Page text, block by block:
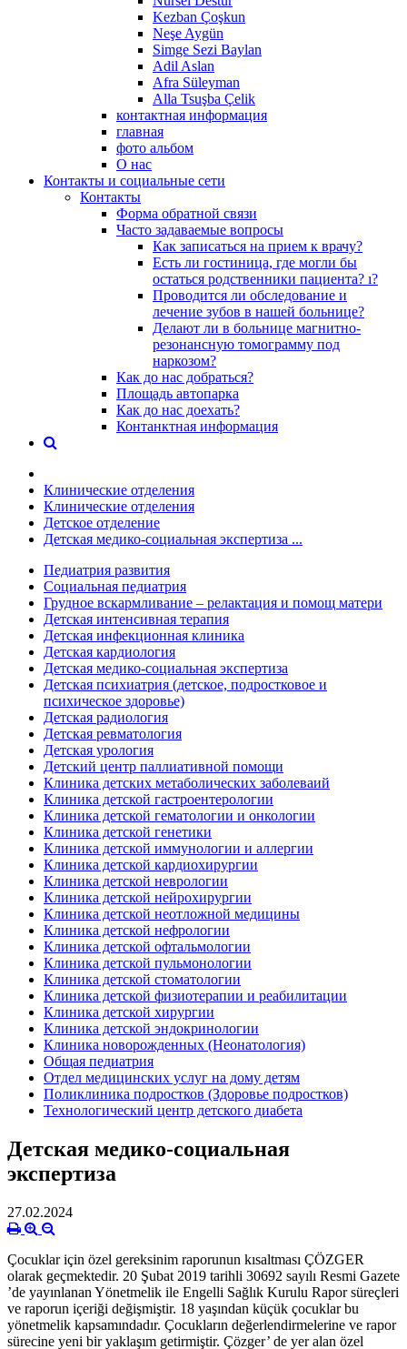
Kezban Çoşkun
Neşe Aygün
Simge Sezi Baylan
Adil Aslan
Afra Süleyman
Alla Tsuşba Çelik
контактная информация
главная
фото альбом
О нас
Контакты и социальные сети
Контакты
Форма обратной связи
Часто задаваемые вопросы
Как записаться на прием к врачу?
Есть ли гостиница, где могли бы
остаться родственники пациента? ı?
Проводится ли обследование и
лечение зубов в нашей больнице?
Делают ли в больнице магнитно-
резонансную томограмму под
наркозом?
Как до нас добраться?
Площадь автопарка
Как до нас доехать?
Контанктная информация
Клинические отделения
Клинические отделения
Детское отделение
Детская медико-социальная экспертиза ...
Педиатрия развития
Социальная педиатрия
Грудное вскармливание – релактация и помощ матери
Детская интенсивная терапия
Детская инфекционная клиника
Детская кардиология
Детская медико-социальная экспертиза
Детская психиатрия (детское, подростковое и
психическое здоровье)
Детская радиология
Детская ревматология
Детская урология
Детский центр паллиативной помощи
Клиника детских метаболических заболеваий
Клиника детской гастроентерологии
Клиника детской гематологии и онкологии
Клиника детской генетики
Клиника детской иммунологии и аллергии
Клиника детской кардиохирургии
Клиника детской неврологии
Клиника детской нейрохирургии
Клиника детской неотложной медицины
Клиника детской нефрологии
Клиника детской офтальмологии
Клиника детской пульмонологии
Клиника детской стоматологии
Клиника детской физиотерапии и реабилитации
Клиника детской хирургии
Клиника детской эндокринологии
Клиника новорожденных (Неонатология)
Общая педиатрия
Отдел медицинских услуг на дому детям
Поликлиника подростков (Здоровье подростков)
Технологический центр детского диабета
Детская медико-социальная
экспертиза
27.02.2024
Çocuklar için özel gereksinim raporunun kısaltması ÇÖZGER
olarak geçmektedir. 20 Şubat 2019 tarihli 30692 sayılı Resmi Gazete
’de yayınlanan Yönetmelik ile Engelli Sağlık Kurulu Rapor süreçleri
ve raporun içeriği değişmiştir. 18 yaşından küçük çocuklar bu
yönetmelik kapsamındadır. Çocukların değerlendirmelerine ve rapor
sürecine yeni bir yaklaşım getirmiştir. Çözger’ de yer alan özel